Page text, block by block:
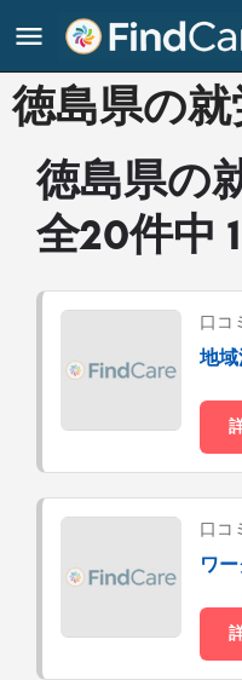
徳島県の
徳島県の
全20件中
口コ
地
口コ
ワ